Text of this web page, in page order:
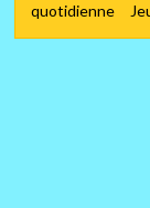
quotidienne